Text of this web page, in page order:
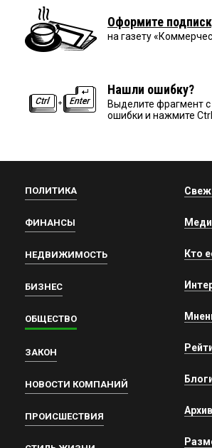
Оформите
на газету
Нашли ошибку?
Выделите фрагмент с
ошибки и нажмите Ctrl
ПОЛИТИКА
ФИНАНСЫ
НЕДВИЖИМОСТЬ
БИЗНЕС
ОБЩЕСТВО
ЗАКОН
НОВОСТИ КОМПАНИЙ
ПРОИСШЕСТВИЯ
Кто
Архив